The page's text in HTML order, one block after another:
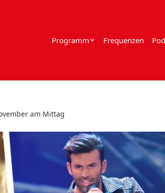
Programm Frequenzen
am Mittag